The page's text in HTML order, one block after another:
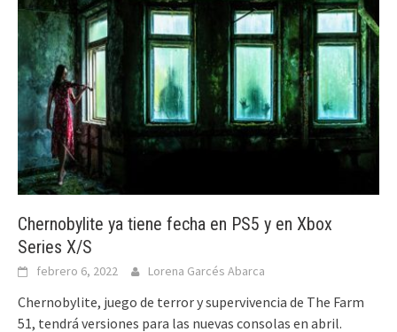
Chernobylite ya tiene fecha en PS5 y en Xbox
Series X/S
febrero 6, 2022 Lorena Garcés Abarca
Chernobylite, juego de terror y supervivencia de The Farm
51, tendrá versiones para las nuevas consolas en abril.